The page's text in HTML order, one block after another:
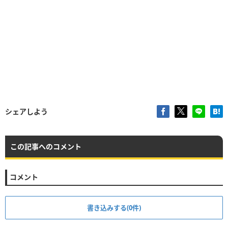
シェアしよう
この記事へのコメント
コメント
書き込みする(0件)